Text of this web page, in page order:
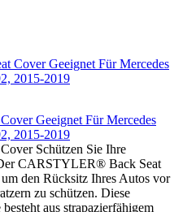
Geeignet Für Mercedes
2015-2019
Schützen Sie Ihre
CARSTYLER® Back Seat
den Rücksitz Ihres Autos vor
zu schützen. Diese
aus strapazierfähigem